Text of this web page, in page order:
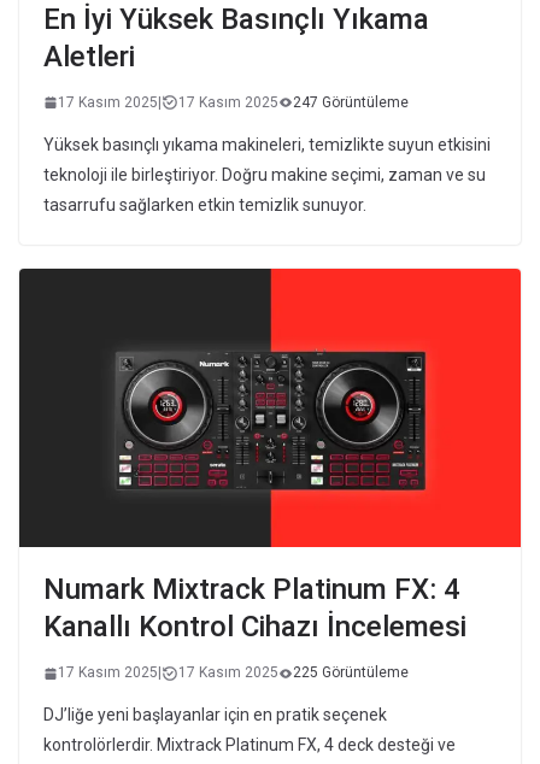
En İyi Yüksek Basınçlı Yıkama
Aletleri
17 Kasım 2025| 17 Kasım 2025 247 Görüntüleme
Yüksek basınçlı yıkama makineleri, temizlikte suyun etkisini
teknoloji ile birleştiriyor. Doğru makine seçimi, zaman ve su
tasarrufu sağlarken etkin temizlik sunuyor.
Numark Mixtrack Platinum FX: 4
Kanallı Kontrol Cihazı İncelemesi
17 Kasım 2025 17 Kasım 2025 225 Görüntüleme
DJ’liğe yeni başlayanlar için en pratik seçenek
kontrolörlerdir. Mixtrack Platinum FX, 4 deck desteği ve